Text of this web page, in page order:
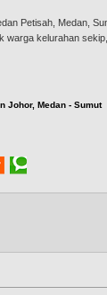
Petisah, Medan,
warga kelurahan
Johor, Medan - Sumut